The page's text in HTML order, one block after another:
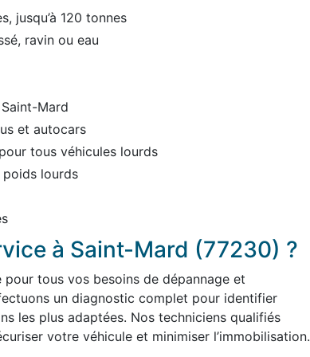
jusqu’à 120 tonnes
ravin ou eau
Mard
et autocars
tous véhicules lourds
poids lourds
à Saint-Mard (77230) ?
tous vos besoins de dépannage et
un diagnostic complet pour identifier
les plus adaptées. Nos techniciens qualifiés
votre véhicule et minimiser l’immobilisation.